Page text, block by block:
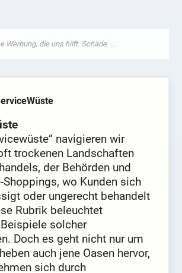
navigieren wir
trockenen Landschaften
der Behörden und
Shoppings, wo Kunden sich
oder ungerecht behandelt
Rubrik beleuchtet
solcher
Doch es geht nicht nur um
auch jene Oasen hervor,
sich durch